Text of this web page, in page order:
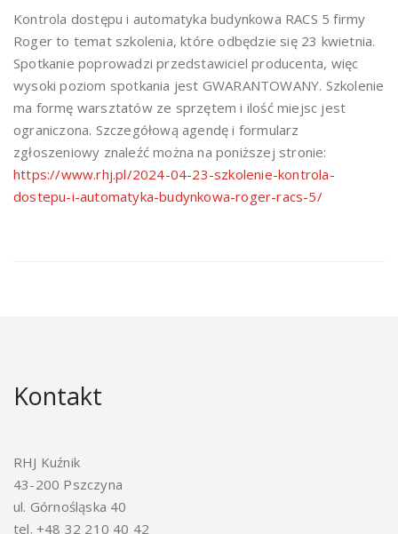
Kontrola dostępu i automatyka budynkowa RACS 5 firmy
Roger to temat szkolenia, które odbędzie się 23 kwietnia.
Spotkanie poprowadzi przedstawiciel producenta, więc
wysoki poziom spotkania jest GWARANTOWANY. Szkolenie
ma formę warsztatów ze sprzętem i ilość miejsc jest
ograniczona. Szczegółową agendę i formularz
zgłoszeniowy znaleźć można na poniższej stronie:
https://www.rhj.pl/2024-04-23-szkolenie-kontrola-
dostepu-i-automatyka-budynkowa-roger-racs-5/
Kontakt
RHJ Kuźnik
43-200 Pszczyna
ul. Górnośląska 40
tel. +48 32 210 40 42